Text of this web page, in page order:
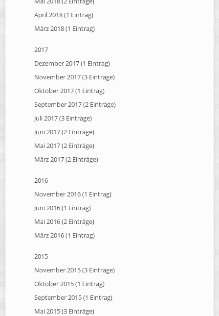
April 2018 (1 Eintrag)
März 2018 (1 Eintrag)
2017
Dezember 2017 (1 Eintrag)
November 2017 (3 Einträge)
Oktober 2017 (1 Eintrag)
September 2017 (2 Einträge)
Juli 2017 (3 Einträge)
Juni 2017 (2 Einträge)
Mai 2017 (2 Einträge)
März 2017 (2 Einträge)
2016
November 2016 (1 Eintrag)
Juni 2016 (1 Eintrag)
Mai 2016 (2 Einträge)
März 2016 (1 Eintrag)
2015
November 2015 (3 Einträge)
Oktober 2015 (1 Eintrag)
September 2015 (1 Eintrag)
Mai 2015 (3 Einträge)